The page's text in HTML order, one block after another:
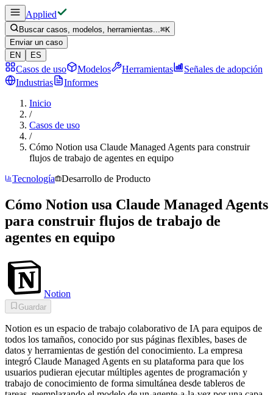
Applied
Buscar casos, modelos, herramientas...⌘K
Enviar un caso
EN
ES
Casos de uso Modelos Herramientas
Señales de adopción
Industrias
Informes
Inicio
/
Casos de uso
/
Cómo Notion usa Claude Managed Agents para construir
flujos de trabajo de agentes en equipo
Tecnología
Desarrollo de Producto
Cómo Notion usa Claude Managed Agents
para construir flujos de trabajo de
agentes en equipo
Notion
Guardar
Notion es un espacio de trabajo colaborativo de IA para equipos de
todos los tamaños, conocido por sus páginas flexibles, bases de
datos y herramientas de gestión del conocimiento. La empresa
integró Claude Managed Agents en su plataforma para que los
usuarios pudieran ejecutar múltiples agentes de programación y
trabajo de conocimiento de forma simultánea desde tableros de